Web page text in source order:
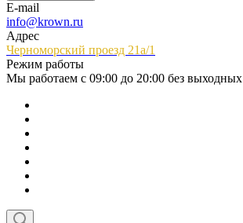
E-mail
info@krown.ru
Адрес
Черноморский проезд 21а/1
Режим работы
Мы работаем с 09:00 до 20:00 без выходных